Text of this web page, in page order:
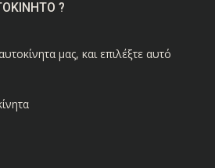
?
μας, και επιλέξτε αυτό